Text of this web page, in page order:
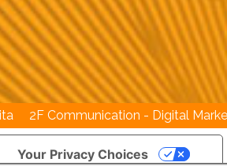
2F Communication - Digital
Your Privacy Choices